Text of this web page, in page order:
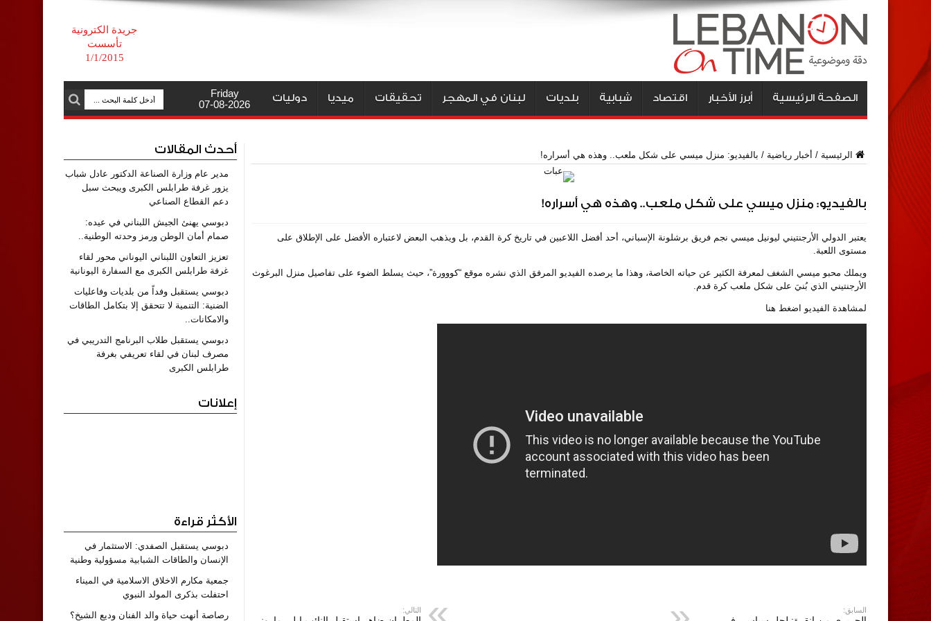
جريدة الكترونية
تأسست
1/1/2015
الصفحة الرئيسية أبرز الأخبار اقتصاد شبابية بلديات لبنان في المهجر تحقيقات ميديا دوليات
Friday
07-08-2026
الرئيسية / أخبار رياضية / بالفيديو: منزل ميسي على شكل ملعب.. وهذه هي أسراره!
بالفيديو: منزل ميسي على شكل ملعب.. وهذه هي أسراره!
يعتبر الدولي الأرجنتيني ليونيل ميسي نجم فريق برشلونة الإسباني، أحد أفضل اللاعبين في تاريخ كرة القدم، بل ويذهب البعض لاعتباره الأفضل على الإطلاق على
مستوى اللعبة.
ويملك محبو ميسي الشغف لمعرفة الكثير عن حياته الخاصة، وهذا ما يرصده الفيديو المرفق الذي نشره موقع “كووورة”، حيث يسلط الضوء على تفاصيل منزل البرغوث
الأرجنتيني الذي بُنيَ على شكل ملعب كرة قدم.
لمشاهدة الفيديو اضغط هنا
السابق: التالي:
أحدث المقالات
مدير عام وزارة الصناعة الدكتور عادل شباب
يزور غرفة طرابلس الكبرى ويبحث سبل
دعم القطاع الصناعي
دبوسي يهنئ الجيش اللبناني في عيده:
صمام أمان الوطن ورمز وحدته الوطنية..
تعزيز التعاون اللبناني اليوناني محور لقاء
غرفة طرابلس الكبرى مع السفارة اليونانية
دبوسي يستقبل وفداً من بلديات وفاعليات
الضنية: التنمية لا تتحقق إلا بتكامل الطاقات
والامكانات..
دبوسي يستقبل طلاب البرنامج التدريبي في
مصرف لبنان في لقاء تعريفي بغرفة
طرابلس الكبرى
إعلانات
الأكثر قراءة
دبوسي يستقبل الصفدي: الاستثمار في
الإنسان والطاقات الشبابية مسؤولية وطنية
جمعية مكارم الاخلاق الاسلامية في الميناء
احتفلت بذكرى المولد النبوي
رصاصة أنهت حياة والد الفنان وديع الشيخ؟